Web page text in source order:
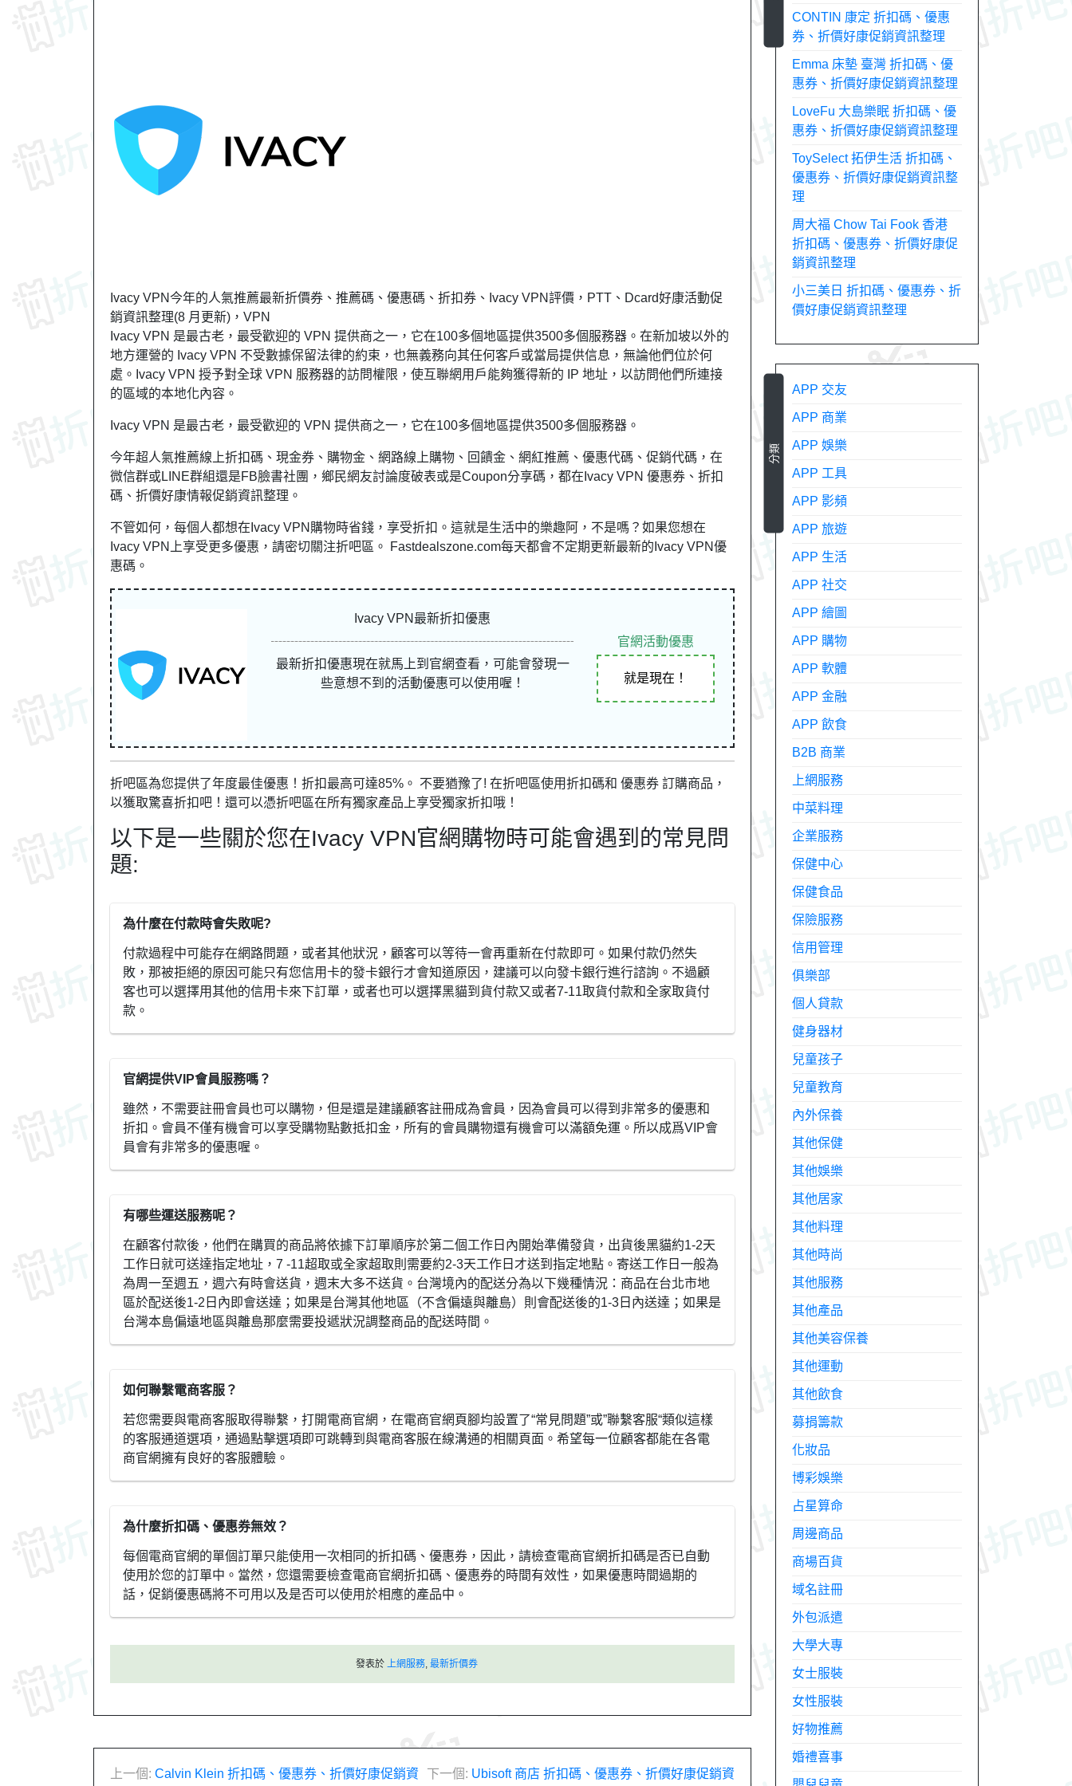
Ivacy VPN今年的人氣推薦最新折價券、推薦碼、優惠碼、折扣券、Ivacy VPN評價，PTT、Dcard好康活動促
銷資訊整理(8 月更新)，VPN
Ivacy VPN 是最古老，最受歡迎的 VPN 提供商之一，它在100多個地區提供3500多個服務器。在新加坡以外的
地方運營的 Ivacy VPN 不受數據保留法律的約束，也無義務向其任何客戶或當局提供信息，無論他們位於何
處。Ivacy VPN 授予對全球 VPN 服務器的訪問權限，使互聯網用戶能夠獲得新的 IP 地址，以訪問他們所連接
的區域的本地化內容。
Ivacy VPN 是最古老，最受歡迎的 VPN 提供商之一，它在100多個地區提供3500多個服務器。
今年超人氣推薦線上折扣碼、現金券、購物金、網路線上購物、回饋金、網紅推薦、優惠代碼、促銷代碼，在
微信群或LINE群組還是FB臉書社團， 鄉民網友討論度破表或是Coupon分享碼，都在Ivacy VPN 優惠券、折扣
碼、折價好康情報促銷資訊整理。
不管如何，每個人都想在Ivacy VPN購物時省錢，享受折扣。這就是生活中的樂趣阿，不是嗎？如果您想在
Ivacy VPN上享受更多優惠，請密切關注折吧區。 Fastdealszone.com每天都會不定期更新最新的Ivacy VPN優
惠碼。
Ivacy VPN最新折扣優惠
最新折扣優惠現在就馬上到官網查看，可能會發現一
些意想不到的活動優惠可以使用喔！
官網活動優惠
就是現在！
折吧區為您提供了年度最佳優惠！折扣最高可達85%。 不要猶豫了! 在折吧區使用折扣碼和 優惠券 訂購商品，
以獲取驚喜折扣吧！還可以憑折吧區在所有獨家產品上享受獨家折扣哦！
以下是一些關於您在Ivacy VPN官網購物時可能會遇到的常見問
題:
為什麼在付款時會失敗呢?
付款過程中可能存在網路問題，或者其他狀況，顧客可以等待一會再重新在付款即可。如果付款仍然失
敗，那被拒絕的原因可能只有您信用卡的發卡銀行才會知道原因，建議可以向發卡銀行進行諮詢。不過顧
客也可以選擇用其他的信用卡來下訂單，或者也可以選擇黑貓到貨付款又或者7-11取貨付款和全家取貨付
款。
官網提供VIP會員服務嗎？
雖然，不需要註冊會員也可以購物，但是還是建議顧客註冊成為會員，因為會員可以得到非常多的優惠和
折扣。會員不僅有機會可以享受購物點數抵扣金，所有的會員購物還有機會可以滿額免運。所以成爲VIP會
員會有非常多的優惠喔。
有哪些運送服務呢？
在顧客付款後，他們在購買的商品將依據下訂單順序於第二個工作日內開始準備發貨，出貨後黑貓約1-2天
工作日就可送達指定地址，7 -11超取或全家超取則需要約2-3天工作日才送到指定地點。寄送工作日一般為
為周一至週五，週六有時會送貨，週末大多不送貨。台灣境內的配送分為以下幾種情況：商品在台北市地
區於配送後1-2日內即會送達；如果是台灣其他地區（不含偏遠與離島）則會配送後的1-3日內送達；如果是
台灣本島偏遠地區與離島那麼需要投遞狀況調整商品的配送時間。
如何聯繫電商客服？
若您需要與電商客服取得聯繫，打開電商官網，在電商官網頁腳均設置了“常見問題”或”聯繫客服“類似這樣
的客服通道選項，通過點擊選項即可跳轉到與電商客服在線溝通的相關頁面。希望每一位顧客都能在各電
商官網擁有良好的客服體驗。
為什麼折扣碼、優惠券無效？
每個電商官網的單個訂單只能使用一次相同的折扣碼、優惠券，因此，請檢查電商官網折扣碼是否已自動
使用於您的訂單中。當然，您還需要檢查電商官網折扣碼、優惠券的時間有效性，如果優惠時間過期的
話，促銷優惠碼將不可用以及是否可以使用於相應的產品中。
發表於 上網服務, 最新折價券
文
上一個: Calvin Klein 折扣碼、優惠券、折價好康促銷資 下一個: Ubisoft 商店 折扣碼、優惠券、折價好康促銷資
CONTIN 康定 折扣碼、優惠
券、折價好康促銷資訊整理
Emma 床墊 臺灣 折扣碼、優
惠券、折價好康促銷資訊整理
LoveFu 大島樂眠 折扣碼、優
惠券、折價好康促銷資訊整理
ToySelect 拓伊生活 折扣碼、
優惠券、折價好康促銷資訊整
理
周大福 Chow Tai Fook 香港
折扣碼、優惠券、折價好康促
銷資訊整理
小三美日 折扣碼、優惠券、折
價好康促銷資訊整理
分類
APP 交友
APP 商業
APP 娛樂
APP 工具
APP 影頻
APP 旅遊
APP 生活
APP 社交
APP 繪圖
APP 購物
APP 軟體
APP 金融
APP 飲食
B2B 商業
上網服務
中菜料理
企業服務
保健中心
保健食品
保險服務
信用管理
俱樂部
個人貸款
健身器材
兒童孩子
兒童教育
內外保養
其他保健
其他娛樂
其他居家
其他料理
其他時尚
其他服務
其他產品
其他美容保養
其他運動
其他飲食
募捐籌款
化妝品
博彩娛樂
占星算命
周邊商品
商場百貨
域名註冊
外包派遣
大學大專
女士服裝
女性服裝
好物推薦
婚禮喜事